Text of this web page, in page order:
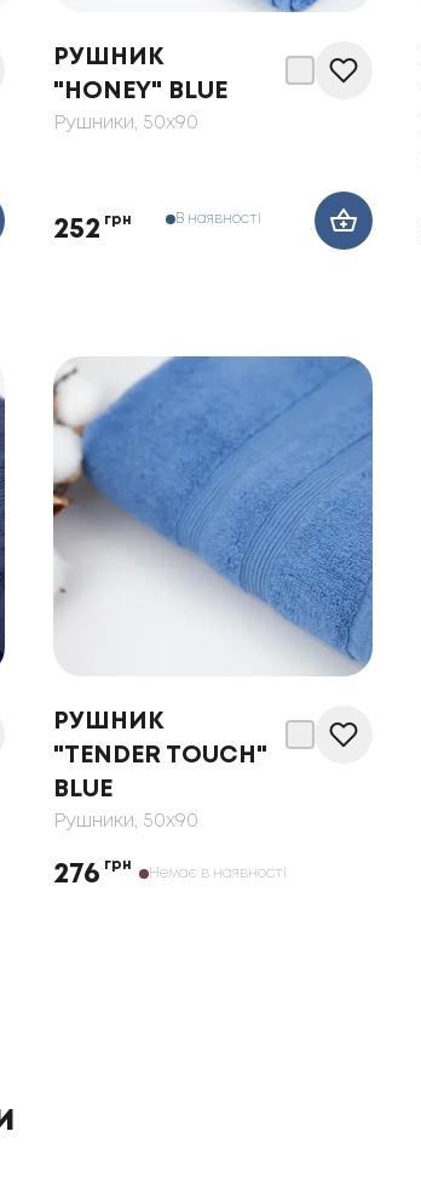
РУШНИК
"HONEY" BLUE
Рушники, 50x90
252 грн В наявності
РУШНИК
"TENDER TOUCH"
BLUE
Рушники, 50x90
276 грн
Немає в наявності